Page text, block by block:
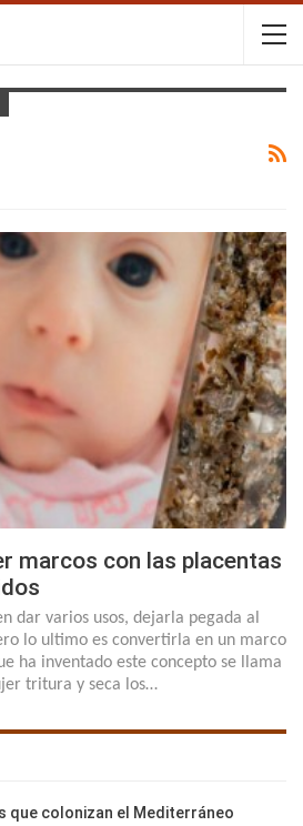
marcos con las placentas
dar varios usos, dejarla pegada al
lo ultimo es convertirla en un marco
ha inventado este concepto se llama
tritura y seca los…
que colonizan el Mediterráneo